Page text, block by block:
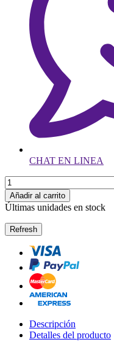
CHAT EN LINEA
Añadir al carrito
Últimas unidades en stock
Descripción
Detalles del producto